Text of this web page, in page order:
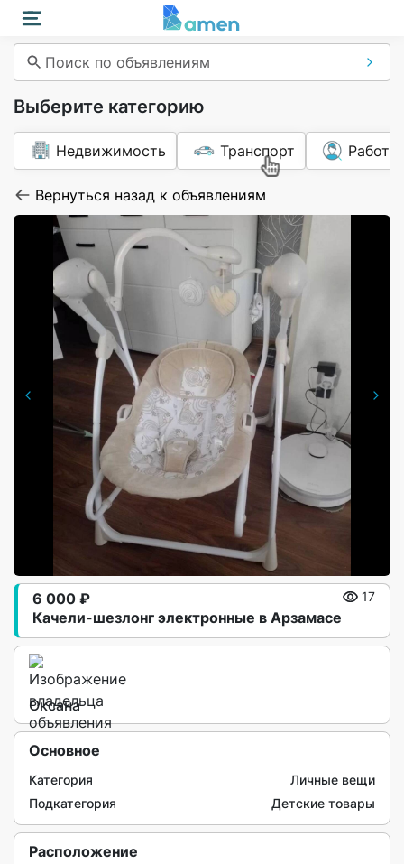
Поиск по объявлениям
Выберите категорию
Недвижимость Транспорт Работа
Вернуться назад к объявлениям
Качели-шезлонг электронные в Арзамасе
6 000 ₽ 17
Оксана
Основное
Категория
Личные вещи
Подкатегория
Детские товары
Расположение